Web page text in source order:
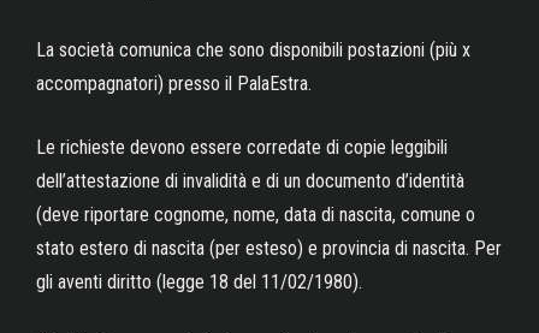
La società comunica che sono disponibili postazioni (più x
accompagnatori) presso il PalaEstra.
Le richieste devono essere corredate di copie leggibili
dell’attestazione di invalidità e di un documento d’identità
(deve riportare cognome, nome, data di nascita, comune o
stato estero di nascita (per esteso) e provincia di nascita. Per
gli aventi diritto (legge 18 del 11/02/1980).